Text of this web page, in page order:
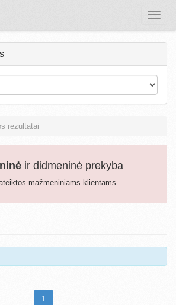
Toggle
rezultatai
ir didmeninė prekyba
mažmeniniams klientams.
1